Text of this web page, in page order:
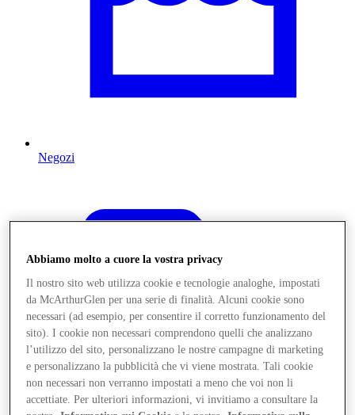
Negozi
Abbiamo molto a cuore la vostra privacy
Il nostro sito web utilizza cookie e tecnologie analoghe, impostati
da McArthurGlen per una serie di finalità. Alcuni cookie sono
necessari (ad esempio, per consentire il corretto funzionamento del
sito). I cookie non necessari comprendono quelli che analizzano
l’utilizzo del sito, personalizzano le nostre campagne di marketing
e personalizzano la pubblicità che vi viene mostrata. Tali cookie
non necessari non verranno impostati a meno che voi non li
accettiate. Per ulteriori informazioni, vi invitiamo a consultare la